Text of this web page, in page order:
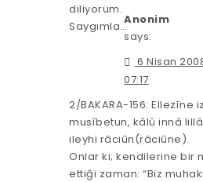
diliyorum.
Saygımla…Anonim
says:
6 Nisan
07:17
2/BAKARA-156: Ellezîne
musîbetun, kâlû innâ
ileyhi râciûn(râciûne).
Onlar ki; kendilerine bir
ettiği zaman: “Biz